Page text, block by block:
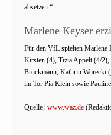
absetzen.“
Marlene Keyser
Für den VfL spielten Marlene
Kirsten (4), Tizia Appelt (4/2),
Brockmann, Kathrin Worecki
im Tor Pia Klein sowie Pauline
Quelle | www.waz.de